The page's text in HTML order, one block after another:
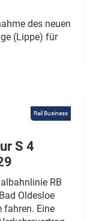
des neuen
(Lippe) für
Rail Business
S 4
RB
Oldesloe
fahren. Eine